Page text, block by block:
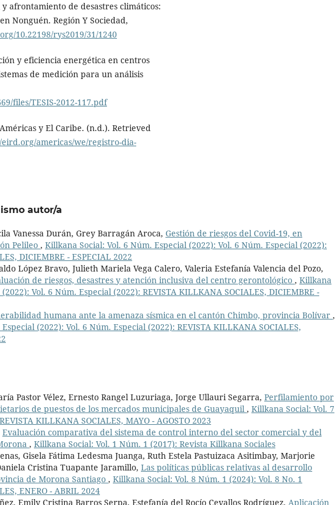
afrontamiento de desastres climáticos:
Nonguén. Región Y Sociedad,
10.22198/rys2019/31/1240
y eficiencia energética en centros
de medición para un análisis
files/TESIS-2012-117.pdf
y El Caribe. (n.d.). Retrieved
americas/we/registro-dia-
autor/a
Vanessa Durán, Grey Barragán Aroca, Gestión de riesgos del Covid-19, en
Pelileo , Killkana Social: Vol. 6 Núm. Especial (2022): Vol. 6 Núm. Especial (2022):
DICIEMBRE - ESPECIAL 2022
López Bravo, Julieth Mariela Vega Calero, Valeria Estefanía Valencia del Pozo,
de riesgos, desastres y atención inclusiva del centro gerontológico , Killkana
Vol. 6 Núm. Especial (2022): REVISTA KILLKANA SOCIALES, DICIEMBRE -
humana ante la amenaza sísmica en el cantón Chimbo, provincia Bolívar ,
(2022): Vol. 6 Núm. Especial (2022): REVISTA KILLKANA SOCIALES,
Pastor Vélez, Ernesto Rangel Luzuriaga, Jorge Ullauri Segarra, Perfilamiento por
de puestos de los mercados municipales de Guayaquil , Killkana Social: Vol. 7
KILLKANA SOCIALES, MAYO - AGOSTO 2023
Evaluación comparativa del sistema de control interno del sector comercial y del
, Killkana Social: Vol. 1 Núm. 1 (2017): Revista Killkana Sociales
Gisela Fátima Ledesma Juanga, Ruth Estela Pastuizaca Asitimbay, Marjorie
Cristina Tuapante Jaramillo, Las políticas públicas relativas al desarrollo
de Morona Santiago , Killkana Social: Vol. 8 Núm. 1 (2024): Vol. 8 No. 1
ENERO - ABRIL 2024
Emily Cristina Barros Serpa, Estefanía del Rocío Cevallos Rodríguez, Aplicación